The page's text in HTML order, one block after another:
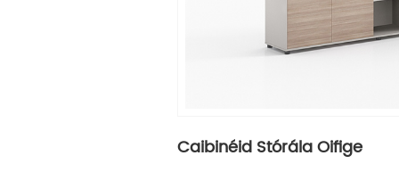
Caibinéid Stórála Oifige